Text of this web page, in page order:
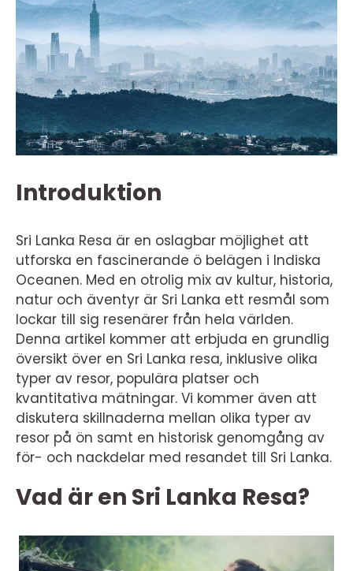
Introduktion
Sri Lanka Resa är en oslagbar möjlighet att
utforska en fascinerande ö belägen i Indiska
Oceanen. Med en otrolig mix av kultur, historia,
natur och äventyr är Sri Lanka ett resmål som
lockar till sig resenärer från hela världen.
Denna artikel kommer att erbjuda en grundlig
översikt över en Sri Lanka resa, inklusive olika
typer av resor, populära platser och
kvantitativa mätningar. Vi kommer även att
diskutera skillnaderna mellan olika typer av
resor på ön samt en historisk genomgång av
för- och nackdelar med resandet till Sri Lanka.
Vad är en Sri Lanka Resa?